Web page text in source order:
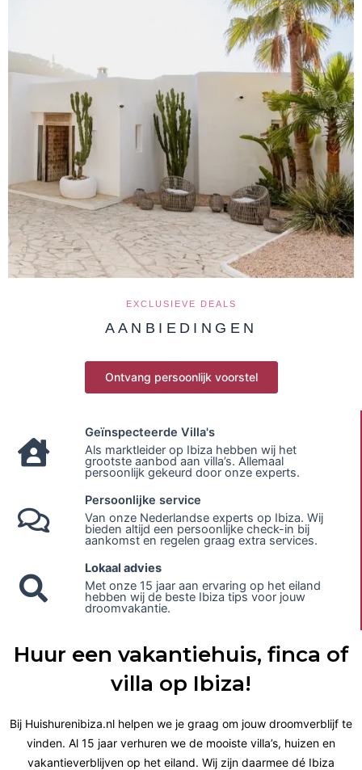
EXCLUSIEVE DEALS
AANBIEDINGEN
Ontvang persoonlijk voorstel
Geïnspecteerde Villa's
Als marktleider op Ibiza hebben wij het
grootste aanbod aan villa’s. Allemaal
persoonlijk gekeurd door onze experts.
Persoonlijke service
Van onze Nederlandse experts op Ibiza. Wij
bieden altijd een persoonlijke check-in bij
aankomst en regelen graag extra services.
Lokaal advies
Met onze 15 jaar aan ervaring op het eiland
hebben wij de beste Ibiza tips voor jouw
droomvakantie.
Huur een vakantiehuis, finca of
villa op Ibiza!
Bij Huishurenibiza.nl helpen we je graag om jouw droomverblijf te
vinden. Al 15 jaar verhuren we de mooiste villa’s, huizen en
vakantieverblijven op het eiland. Wij zijn daarmee dé Ibiza